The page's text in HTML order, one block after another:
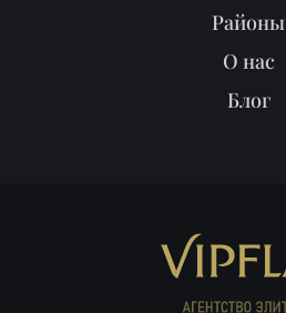
Районы
О нас
Блог